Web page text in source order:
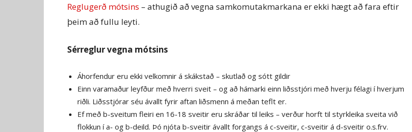
Reglugerð mótsins – athugið að vegna samkomutakmarkana er ekki hægt að fara eftir
þeim að fullu leyti.
Sérreglur vegna mótsins
Áhorfendur eru ekki velkomnir á skákstað – skutlað og sótt gildir
Einn varamaður leyfður með hverri sveit – og að hámarki einn liðsstjóri með hverju félagi í hverjum
riðli. Liðsstjórar séu ávallt fyrir aftan liðsmenn á meðan teflt er.
Ef með b-sveitum fleiri en 16-18 sveitir eru skráðar til leiks – verður horft til styrkleika sveita við
flokkun í a- og b-deild. Þó njóta b-sveitir ávallt forgangs á c-sveitir, c-sveitir á d-sveitir o.s.frv.